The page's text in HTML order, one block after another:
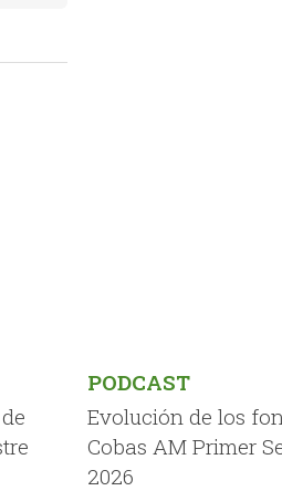
PODCAST
Evolución de los
Cobas AM Primer
2026